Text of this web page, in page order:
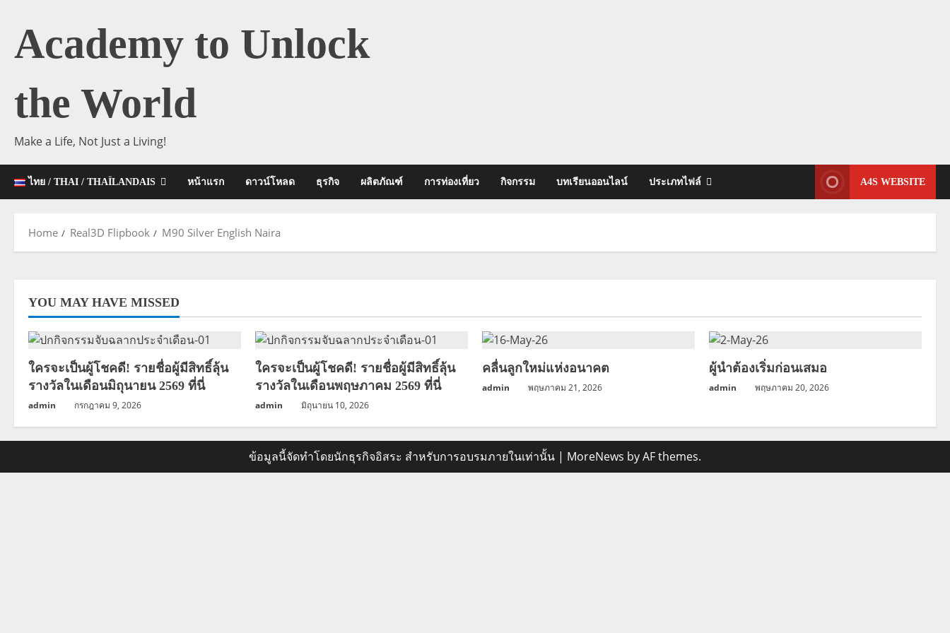
content
Academy to Unlock
the World
Make a Life, Not Just a Living!
ไทย / THAI / THAÏLANDAIS หน้าแรก ดาวน์โหลด ธุรกิจ ผลิตภัณฑ์ การท่องเที่ยว กิจกรรม บทเรียนออนไลน์ ประเภทไฟล์ A4S WEBSITE
Home Real3D Flipbook M90 Silver English Naira
YOU MAY HAVE MISSED
ใครจะเป็นผู้โชคดี! รายชื่อผู้มีสิทธิ์ลุ้น
รางวัลในเดือนมิถุนายน 2569 ที่นี่
admin กรกฎาคม 9, 2026
ใครจะเป็นผู้โชคดี! รายชื่อผู้มีสิทธิ์ลุ้น
รางวัลในเดือนพฤษภาคม 2569 ที่นี่
admin มิถุนายน 10, 2026
คลื่นลูกใหม่แห่งอนาคต
admin พฤษภาคม 21, 2026
ผู้นำต้องเริ่มก่อนเสมอ
admin พฤษภาคม 20, 2026
ข้อมูลนี้จัดทำโดยนักธุรกิจอิสระ สำหรับการอบรมภายในเท่านั้น | MoreNews by AF themes.